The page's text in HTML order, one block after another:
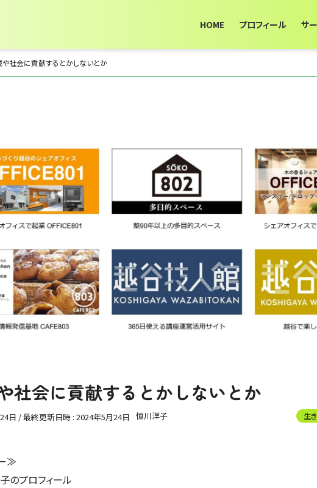
HOME プロフィール サ
や社会に貢献するとかしないとか
社会に貢献するとかしないとか
日 / 最終更新日時 : 2024年5月24日 恒川洋子 生
≫
のプロフィール